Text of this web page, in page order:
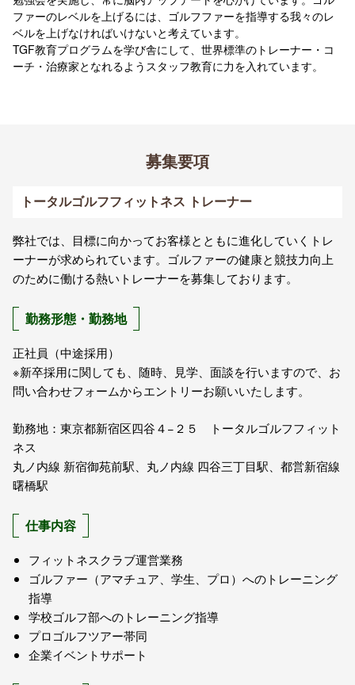
ファーのレベルを上げるには、ゴルフファーを指導する我々のレ
ベルを上げなければいけないと考えています。
TGF教育プログラムを学び舎にして、世界標準のトレーナー・コ
ーチ・治療家となれるようスタッフ教育に力を入れています。
募集要項
トータルゴルフフィットネス トレーナー
弊社では、目標に向かってお客様とともに進化していくトレ
ーナーが求められています。ゴルファーの健康と競技力向上
のために働ける熱いトレーナーを募集しております。
勤務形態・勤務地
正社員（中途採用）
※新卒採用に関しても、随時、見学、面談を行いますので、お
問い合わせフォームからエントリーお願いいたします。
勤務地：東京都新宿区四谷４−２５ トータルゴルフフィット
ネス
丸ノ内線 新宿御苑前駅、丸ノ内線 四谷三丁目駅、都営新宿線
曙橋駅
仕事内容
フィットネスクラブ運営業務
ゴルファー（アマチュア、学生、プロ）へのトレーニング
指導
学校ゴルフ部へのトレーニング指導
プロゴルフツアー帯同
企業イベントサポート